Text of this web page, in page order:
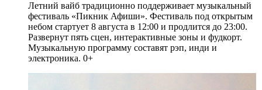
Летний вайб традиционно поддерживает музыкальный
фестиваль «Пикник Афиши». Фестиваль под открытым
небом стартует 8 августа в 12:00 и продлится до 23:00.
Развернут пять сцен, интерактивные зоны и фудкорт.
Музыкальную программу составят рэп, инди и
электроника. 0+